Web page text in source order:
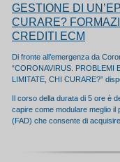
GESTIONE DI
CURARE?
CREDITI ECM
Di fronte all’emergenza da
“CORONAVIRUS. PROBLEMI
LIMITATE, CHI CURARE?”
Il corso della durata di 5 ore è
capire come modulare meglio
(FAD) che consente di